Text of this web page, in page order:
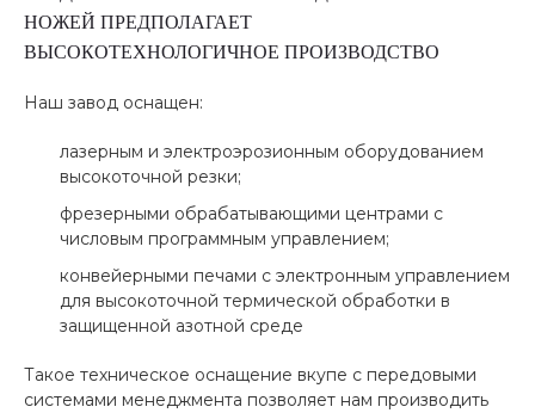
НОЖЕЙ ПРЕДПОЛАГАЕТ
ВЫСОКОТЕХНОЛОГИЧНОЕ ПРОИЗВОДСТВО
Наш завод оснащен:
лазерным и электроэрозионным оборудованием
высокоточной резки;
фрезерными обрабатывающими центрами с
числовым программным управлением;
конвейерными печами с электронным управлением
для высокоточной термической обработки в
защищенной азотной среде
Такое техническое оснащение вкупе с передовыми
системами менеджмента позволяет нам производить